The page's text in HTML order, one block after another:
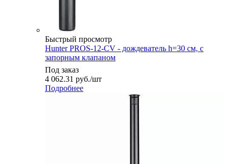
Быстрый просмотр
Hunter PROS-12-CV - дождеватель h=30 см, с
запорным клапаном
Под заказ
4 062.31 руб./шт
Подробнее